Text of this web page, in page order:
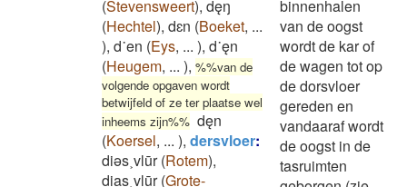
(Stevensweert), dęŋ
(Hechtel), dɛn (Boeket, ...
), d˙en (Eys, ... ), d˙ęn
(Heugem, ... ), %%van de
volgende opgaven wordt
betwijfeld of ze ter plaatse wel
inheems zijn%% dęn
(Koersel, ... ), dersvloer:
diǝs˲vlūr(Rotem),
di̯as˲vlūr(Grote-
binnenhalen
van de oogst
wordt de kar of
de wagen tot op
de dorsvloer
gereden en
vandaaraf wordt
de oogst in de
tasruimten